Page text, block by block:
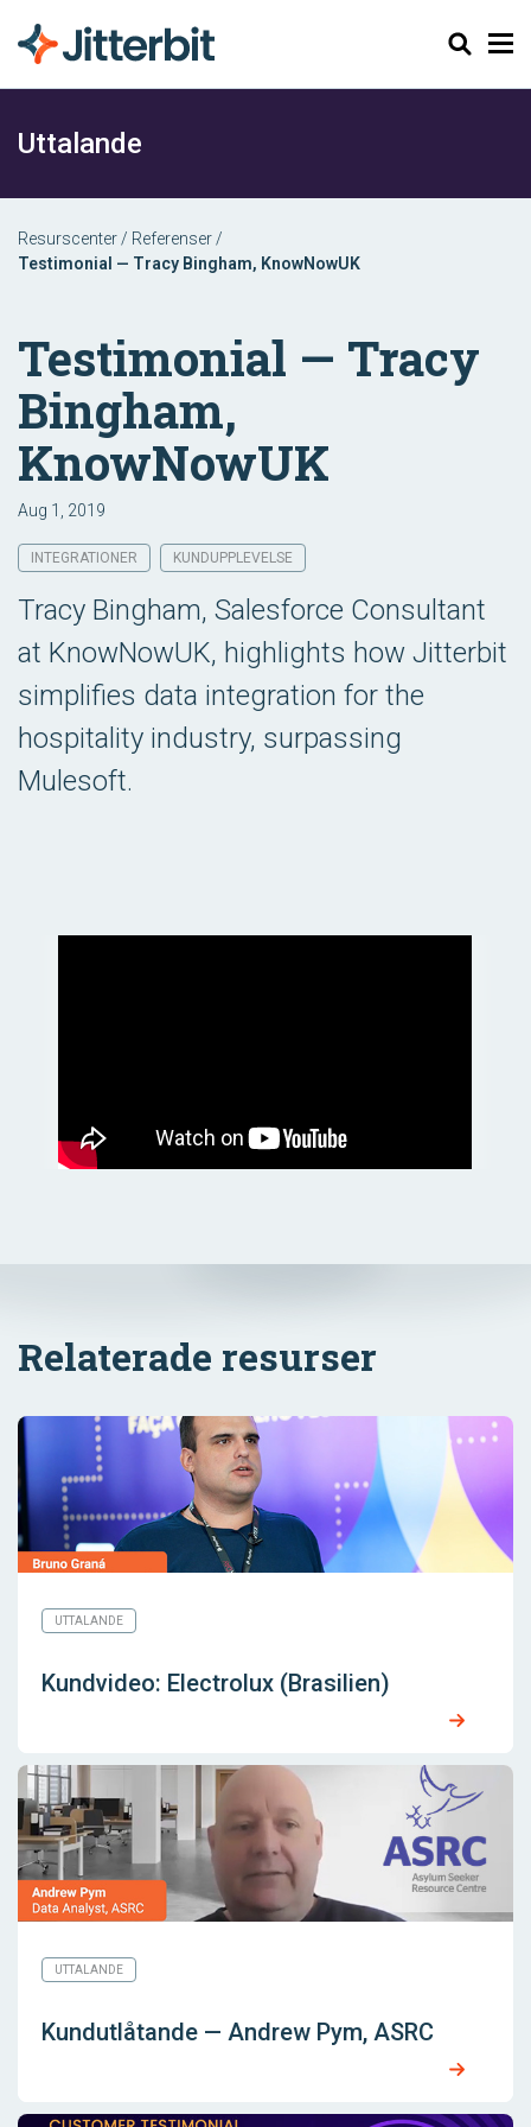
Sök
Uttalande
Resurscenter / Referenser /
Testimonial — Tracy Bingham, KnowNowUK
Testimonial — Tracy
Bingham,
KnowNowUK
Aug 1, 2019
INTEGRATIONER KUNDUPPLEVELSE
Tracy Bingham, Salesforce Consultant
at KnowNowUK, highlights how Jitterbit
simplifies data integration for the
hospitality industry, surpassing
Mulesoft.
Relaterade resurser
UTTALANDE
Kundvideo: Electrolux (Brasilien)
UTTALANDE
Kundutlåtande — Andrew Pym, ASRC